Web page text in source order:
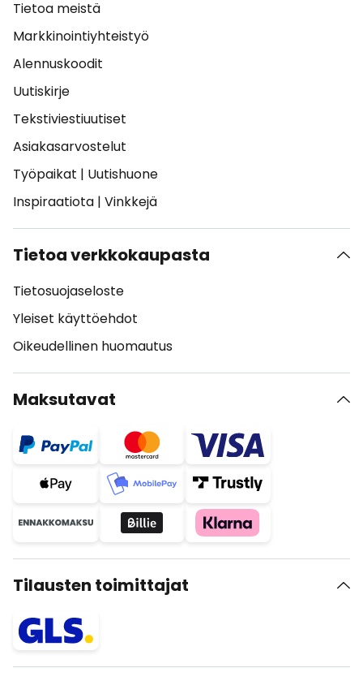
Tietoa meistä
Markkinointiyhteistyö
Alennuskoodit
Uutiskirje
Tekstiviestiuutiset
Asiakasarvostelut
Työpaikat | Uutishuone
Inspiraatiota | Vinkkejä
Tietoa verkkokaupasta
Tietosuojaseloste
Yleiset käyttöehdot
Oikeudellinen huomautus
Maksutavat
Tilausten toimittajat